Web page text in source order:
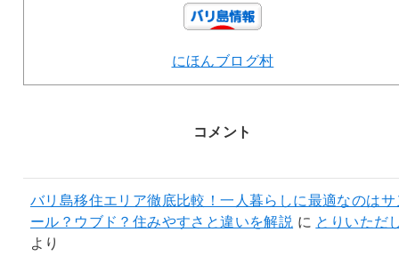
にほんブログ村
コメント
バリ島移住エリア徹底比較！一人暮らしに最適なのはサ
ール？ウブド？住みやすさと違いを解説 に とりいただ
より